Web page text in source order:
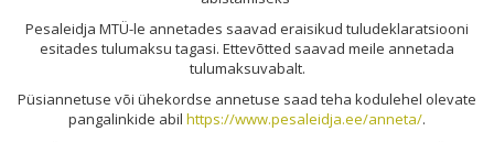
Pesaleidja MTÜ-le annetades saavad eraisikud tuludeklaratsiooni
esitades tulumaksu tagasi. Ettevõtted saavad meile annetada
tulumaksuvabalt.
Püsiannetuse või ühekordse annetuse saad teha kodulehel olevate
pangalinkide abil https://www.pesaleidja.ee/anneta/.